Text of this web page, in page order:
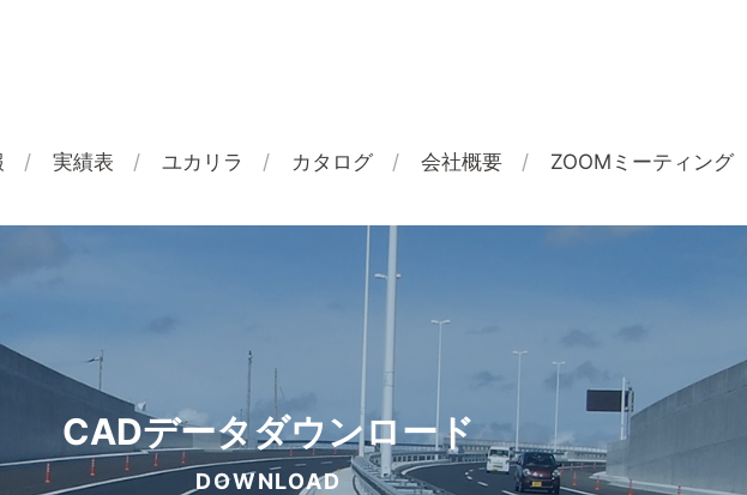
実績表 ユカリラ カタログ 会社概要 ZOOMミーティング
CADデータダウンロード
DOWNLOAD